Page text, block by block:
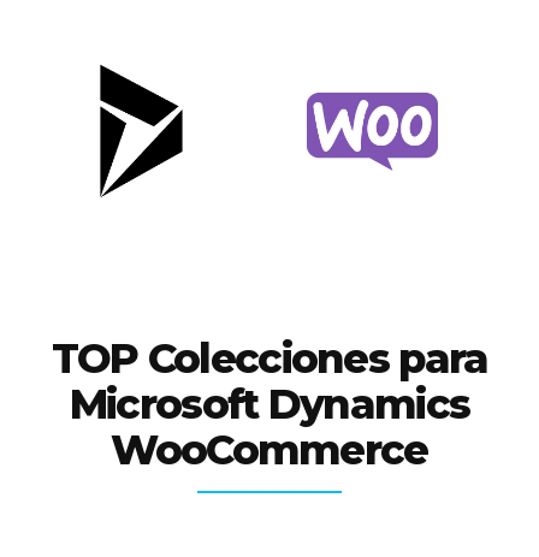
TOP Colecciones para
Microsoft Dynamics
WooCommerce